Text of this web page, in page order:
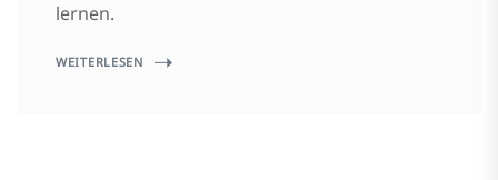
lernen.
WEITERLESEN